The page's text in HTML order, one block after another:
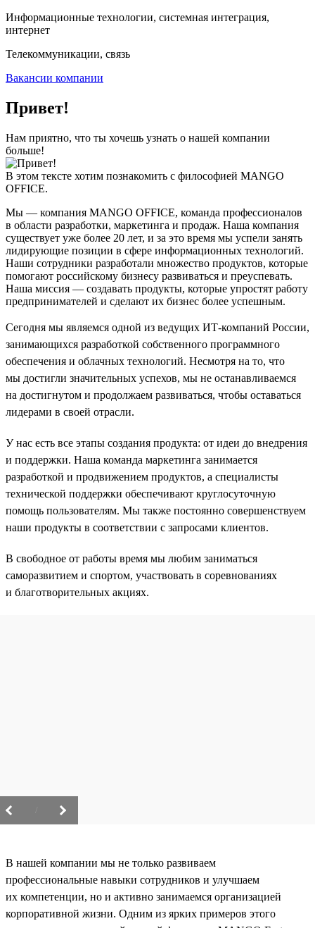
Информационные технологии, системная интеграция,
интернет
Телекоммуникации, связь
Вакансии компании
Привет!
Нам приятно, что ты хочешь узнать о нашей компании
больше!
В этом тексте хотим познакомить с философией MANGO
OFFICE.
Мы — компания MANGO OFFICE, команда профессионалов
в области разработки, маркетинга и продаж. Наша компания
существует уже более 20 лет, и за это время мы успели занять
лидирующие позиции в сфере информационных технологий.
Наши сотрудники разработали множество продуктов, которые
помогают российскому бизнесу развиваться и преуспевать.
Наша миссия — создавать продукты, которые упростят работу
предпринимателей и сделают их бизнес более успешным.
Сегодня мы являемся одной из ведущих ИТ-компаний России,
занимающихся разработкой собственного программного
обеспечения и облачных технологий. Несмотря на то, что
мы достигли значительных успехов, мы не останавливаемся
на достигнутом и продолжаем развиваться, чтобы оставаться
лидерами в своей отрасли.
У нас есть все этапы создания продукта: от идеи до внедрения
и поддержки. Наша команда маркетинга занимается
разработкой и продвижением продуктов, а специалисты
технической поддержки обеспечивают круглосуточную
помощь пользователям. Мы также постоянно совершенствуем
наши продукты в соответствии с запросами клиентов.
В свободное от работы время мы любим заниматься
саморазвитием и спортом, участвовать в соревнованиях
и благотворительных акциях.
В нашей компании мы не только развиваем
профессиональные навыки сотрудников и улучшаем
их компетенции, но и активно занимаемся организацией
корпоративной жизни. Одним из ярких примеров этого